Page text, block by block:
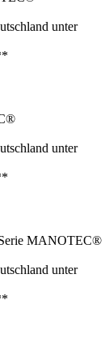
unter
unter
MANOTEC®
unter